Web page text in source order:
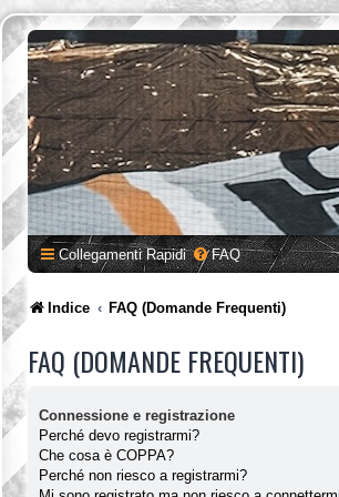
Collegamenti Rapidi FAQ
Indice FAQ (Domande Frequenti)
FAQ (DOMANDE FREQUENTI)
Connessione e registrazione
Perché devo registrarmi?
Che cosa è COPPA?
Perché non riesco a registrarmi?